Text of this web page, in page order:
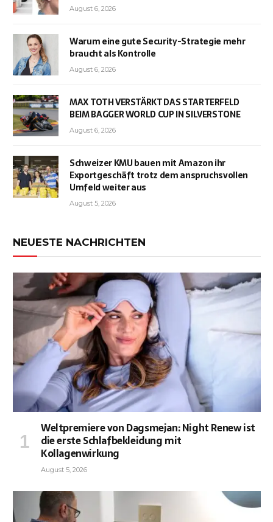
August 6, 2026
Warum eine gute Security-Strategie mehr
braucht als Kontrolle
August 6, 2026
MAX TOTH VERSTÄRKT DAS STARTERFELD
BEIM BAGGER WORLD CUP IN SILVERSTONE
August 6, 2026
Schweizer KMU bauen mit Amazon ihr
Exportgeschäft trotz dem anspruchsvollen
Umfeld weiter aus
August 5, 2026
NEUESTE NACHRICHTEN
Weltpremiere von Dagsmejan: Night Renew ist
die erste Schlafbekleidung mit
Kollagenwirkung
August 5, 2026